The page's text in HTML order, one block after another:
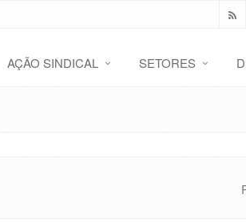
AÇÃO SINDICAL SETORES